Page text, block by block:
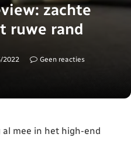
zachte
ruwe rand
2022
Geen reacties
al mee in het high-end